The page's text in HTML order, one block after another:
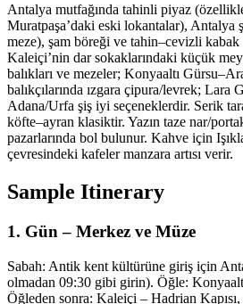
Antalya mutfağında tahinli piyaz
Muratpaşa’daki eski lokantalar), Antalya
meze), şam böreği ve tahin–cevizli kabak
Kaleiçi’nin dar sokaklarındaki küçük
balıkları ve mezeler; Konyaaltı
balıkçılarında ızgara çipura/levrek; Lara
Adana/Urfa şiş iyi seçeneklerdir. Serik
köfte–ayran klasiktir. Yazın taze nar/
pazarlarında bol bulunur. Kahve için
çevresindeki kafeler manzara artısı verir.
Sample Itinerary
1. Gün – Merkez ve Müze
Sabah: Antik kent kültürüne giriş için
olmadan 09:30 gibi girin). Öğle:
Öğleden sonra: Kaleiçi – Hadrian